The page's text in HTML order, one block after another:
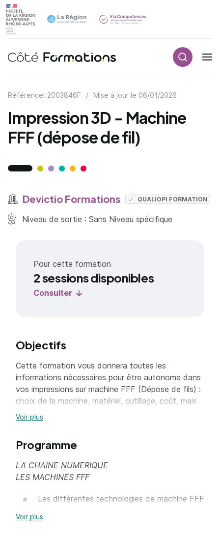
Navigation principale
Référence: 2003846F / Mise à jour le 06/01/2026
Impression 3D - Machine
FFF (dépose de fil)
Devictio Formations QUALIOPI FORMATION
Niveau de sortie : Sans Niveau spécifique
Pour cette formation
2 sessions disponibles
Consulter
Objectifs
Cette formation vous donnera toutes les
informations nécessaires pour être autonome dans
vos impressions sur machine FFF (Dépose de fils) :
choix de la machine, matériel, outillage, coût, mais
aussi logiciels associé, matériaux et bonnes
Voir plus
Programme
LA CHAINE NUMERIQUE
LES MACHINES FFF
Les différentes technologies de machine FFF
Les matériaux
Voir plus